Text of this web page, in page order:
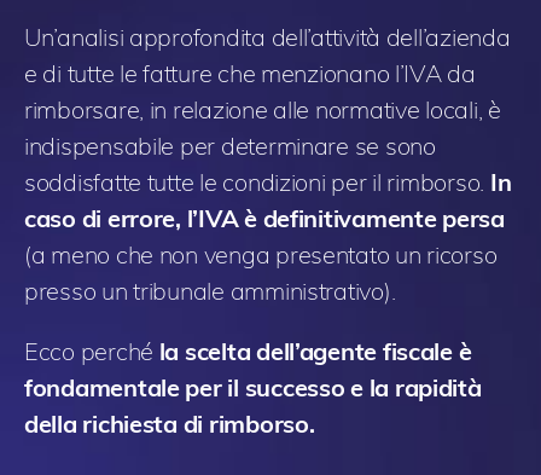
Un’analisi approfondita dell’attività dell’azienda
e di tutte le fatture che menzionano l’IVA da
rimborsare, in relazione alle normative locali, è
indispensabile per determinare se sono
soddisfatte tutte le condizioni per il rimborso. In
caso di errore, l’IVA è definitivamente persa
(a meno che non venga presentato un ricorso
presso un tribunale amministrativo).
Ecco perché la scelta dell’agente fiscale è
fondamentale per il successo e la rapidità
della richiesta di rimborso.